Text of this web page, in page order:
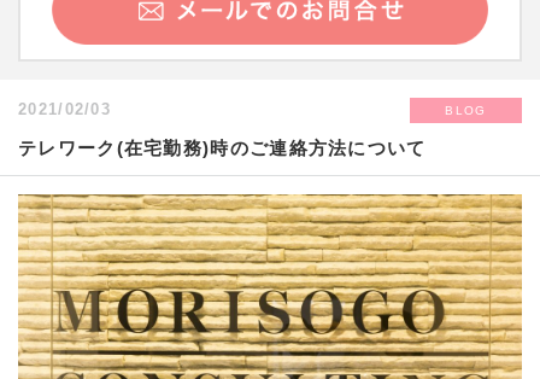
2021/02/03 BLOG
テレワーク(在宅勤務)時のご連絡方法について